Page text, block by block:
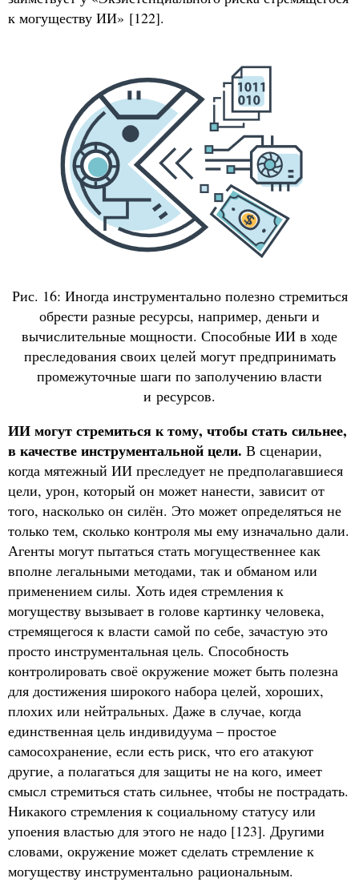
к могуществу ИИ» [122].
Рис. 16: Иногда инструментально полезно стремиться
обрести разные ресурсы, например, деньги и
вычислительные мощности. Способные ИИ в ходе
преследования своих целей могут предпринимать
промежуточные шаги по заполучению власти
и ресурсов.
ИИ могут стремиться к тому, чтобы стать сильнее,
в качестве инструментальной цели. В сценарии,
когда мятежный ИИ преследует не предполагавшиеся
цели, урон, который он может нанести, зависит от
того, насколько он силён. Это может определяться не
только тем, сколько контроля мы ему изначально дали.
Агенты могут пытаться стать могущественнее как
вполне легальными методами, так и обманом или
применением силы. Хоть идея стремления к
могуществу вызывает в голове картинку человека,
стремящегося к власти самой по себе, зачастую это
просто инструментальная цель. Способность
контролировать своё окружение может быть полезна
для достижения широкого набора целей, хороших,
плохих или нейтральных. Даже в случае, когда
единственная цель индивидуума – простое
самосохранение, если есть риск, что его атакуют
другие, а полагаться для защиты не на кого, имеет
смысл стремиться стать сильнее, чтобы не пострадать.
Никакого стремления к социальному статусу или
упоения властью для этого не надо [123]. Другими
словами, окружение может сделать стремление к
могуществу инструментально рациональным.